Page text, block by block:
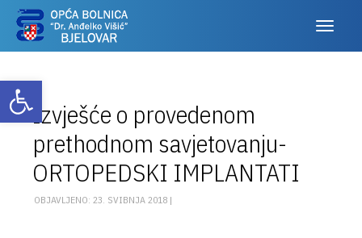
Otvori alatnu traku
Izvješće o provedenom
prethodnom savjetovanju-
ORTOPEDSKI IMPLANTATI
OBJAVLJENO: 23. SVIBNJA 2018 |